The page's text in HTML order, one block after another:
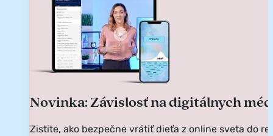
Novinka: Závislosť na digitálnych
Zistite, ako bezpečne vrátiť dieťa z online sveta do